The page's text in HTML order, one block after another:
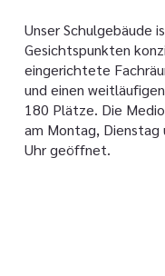
Unser Schulgebäude
Gesichtspunkten
eingerichtete
und einen
180 Plätze. Die
am Montag, Dienstag
Uhr geöffnet.